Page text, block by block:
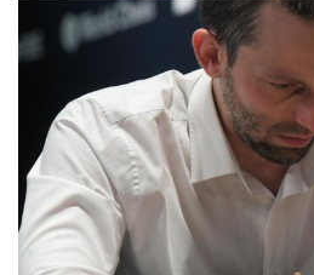
Технологии
Спорт
Туризм
Недвижимость